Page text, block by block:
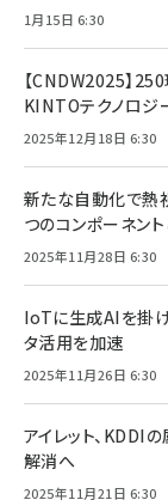
1月15日 6:30
【CNDW2025】
KINTOテクノロジ
2025年12月18日 6:30
新たな自動化で熱
つのコンポーネント
2025年11月28日 6:30
IoTに生成AIを掛
タ活用を加速
2025年11月26日 6:30
アイレット、KDDI
解消へ
2025年11月21日 6:30